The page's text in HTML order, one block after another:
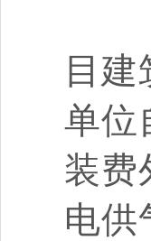
目
单位
装费
电供